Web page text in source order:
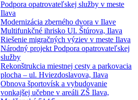
Podpora opatrovateľskej služby v meste
Ilava
Modernizácia zberného dvora v Ilave
Multifunkčné ihrisko Ul. Štúrova, Ilava
Riešenie migračných výziev v meste Ilava
Národný projekt Podpora opatrovateľskej
služby
Rekonštrukcia miestnej cesty a parkovacia
plocha – ul. Hviezdoslavova, Ilava
Obnova športovísk a vybudovanie
vonkajšej učebne v areáli ZŠ Ilava,